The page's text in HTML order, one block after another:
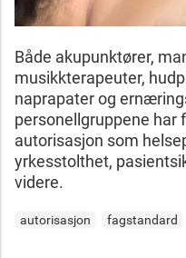
Både akupunktører,
musikkterapeuter,
naprapater og
personellgruppene har
autorisasjon som
yrkesstolthet,
videre.
autorisasjon fagstandard